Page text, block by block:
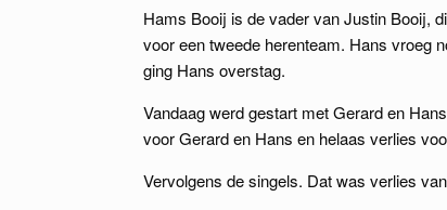
Hams Booij is de vader van Justin Booij,
voor een tweede herenteam. Hans vroeg
ging Hans overstag.
Vandaag werd gestart met Gerard en
voor Gerard en Hans en helaas verlies
Vervolgens de singels. Dat was verlies